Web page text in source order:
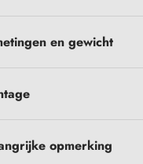
en gewicht
opmerking